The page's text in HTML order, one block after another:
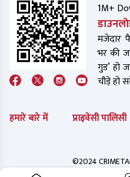
1M+
मजेदार
भर की
गुड’ हो
चौड़े हो
हमारे बारे में प्राइवेसी पालिसी
©2024